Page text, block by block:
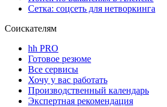
Сетка: соцсеть для нетворкинга
Соискателям
hh PRO
Готовое резюме
Все сервисы
Хочу у вас работать
Производственный календарь
Экспертная рекомендация